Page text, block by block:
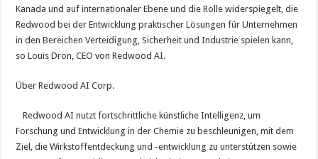
Kanada und auf internationaler Ebene und die Rolle widerspiegelt, die
Redwood bei der Entwicklung praktischer Lösungen für Unternehmen
in den Bereichen Verteidigung, Sicherheit und Industrie spielen kann,
so Louis Dron, CEO von Redwood AI.
Über Redwood AI Corp.
Redwood AI nutzt fortschrittliche künstliche Intelligenz, um
Forschung und Entwicklung in der Chemie zu beschleunigen, mit dem
Ziel, die Wirkstoffentdeckung und -entwicklung zu unterstützen sowie